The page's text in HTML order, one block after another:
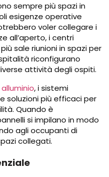
sempre più spazi in
esigenze operative
voler collegare i
all’aperto, i centri
sale riunioni in spazi per
riconfigurano
attività degli ospiti.
, i sistemi
soluzioni più efficaci per
Quando è
si impilano in modo
agli occupanti di
collegati.